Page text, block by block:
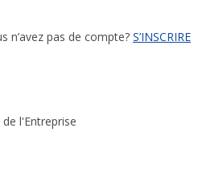
n’avez pas de compte? S’INSCRIRE
l'Entreprise